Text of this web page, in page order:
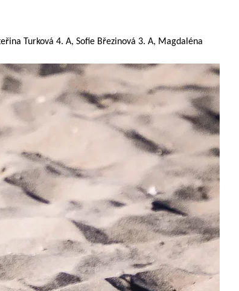
Turková 4. A, Sofie Březinová 3. A, Magdaléna